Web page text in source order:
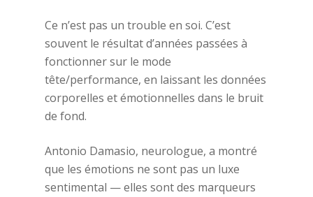
Ce n’est pas un trouble en soi. C’est
souvent le résultat d’années passées à
fonctionner sur le mode
tête/performance, en laissant les données
corporelles et émotionnelles dans le bruit
de fond.
Antonio Damasio, neurologue, a montré
que les émotions ne sont pas un luxe
sentimental — elles sont des marqueurs